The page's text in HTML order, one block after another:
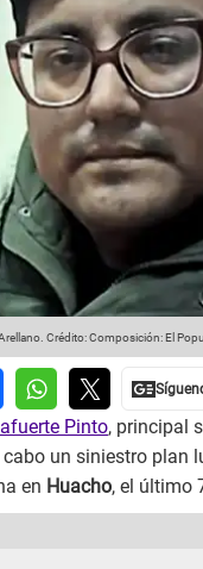
Crédito: Composición: El
Pinto, principal
cabo un siniestro plan
en Huacho, el último